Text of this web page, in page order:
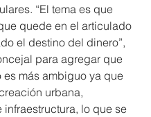
“El tema es que
quede en el articulado
el destino del dinero”,
para agregar que
es más ambiguo ya que
urbana,
lo que se